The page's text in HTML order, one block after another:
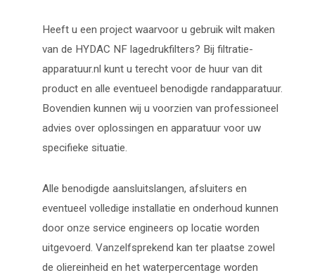
Heeft u een project waarvoor u gebruik wilt maken
van de HYDAC NF lagedrukfilters? Bij filtratie-
apparatuur.nl kunt u terecht voor de huur van dit
product en alle eventueel benodigde randapparatuur.
Bovendien kunnen wij u voorzien van professioneel
advies over oplossingen en apparatuur voor uw
specifieke situatie.
Alle benodigde aansluitslangen, afsluiters en
eventueel volledige installatie en onderhoud kunnen
door onze service engineers op locatie worden
uitgevoerd. Vanzelfsprekend kan ter plaatse zowel
de oliereinheid en het waterpercentage worden